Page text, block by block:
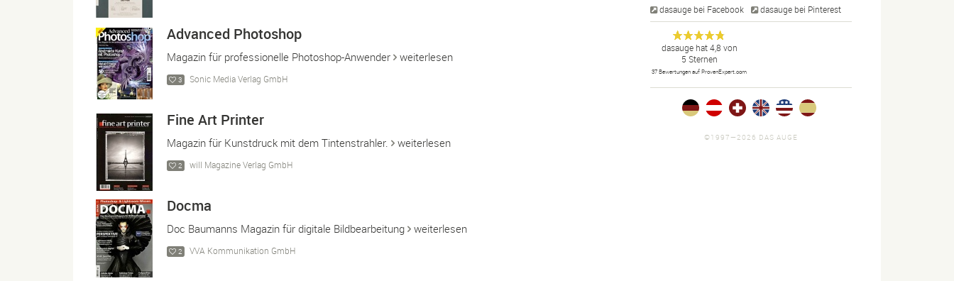
Advanced Photoshop
Magazin für professionelle Photoshop-Anwender weiterlesen
3 Sonic Media Verlag GmbH
Fine Art Printer
Magazin für Kunstdruck mit dem Tintenstrahler. weiterlesen
2 will Magazine Verlag GmbH
Docma
Doc Baumanns Magazin für digitale Bildbearbeitung weiterlesen
2 VVA Kommunikation GmbH
dasauge bei Facebook dasauge bei Pinterest
dasauge
Designer,
Fotografen,
Agenturen,
Portfolios
und Jobs.
Anonym
dasaugehat4,8 von
5 Sternen
37 Bewertungen auf ProvenExpert.com
©1997—2026 DAS AUGE